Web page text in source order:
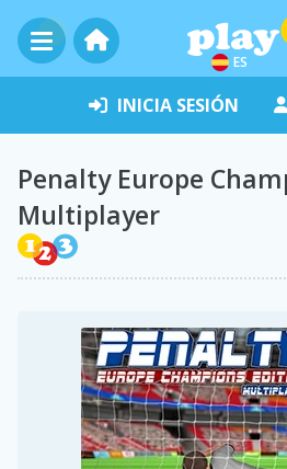
ES
INICIA SESIÓN
Penalty Europe
Multiplayer